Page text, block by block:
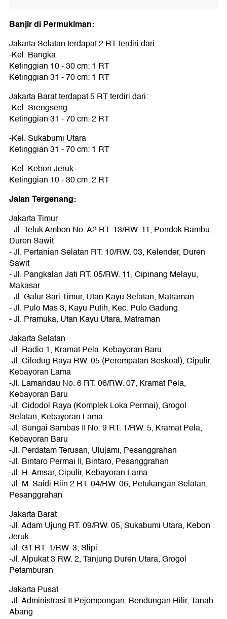
Banjir di Permukiman:
Jakarta Selatan terdapat 2 RT terdiri dari:
-Kel. Bangka
Ketinggian 10 - 30 cm: 1 RT
Ketinggian 31 - 70 cm: 1 RT
Jakarta Barat terdapat 5 RT terdiri dari:
-Kel. Srengseng
Ketinggian 31 - 70 cm: 2 RT
-Kel. Sukabumi Utara
Ketinggian 31 - 70 cm: 1 RT
-Kel. Kebon Jeruk
Ketinggian 10 - 30 cm: 2 RT
Jalan Tergenang:
Jakarta Timur
- Jl. Teluk Ambon No. A2 RT. 13/RW. 11, Pondok Bambu,
Duren Sawit
- Jl. Pertanian Selatan RT. 10/RW. 03, Kelender, Duren
Sawit
- Jl. Pangkalan Jati RT. 05/RW. 11, Cipinang Melayu,
Makasar
- Jl. Galur Sari Timur, Utan Kayu Selatan, Matraman
- Jl. Pulo Mas 3, Kayu Putih, Kec. Pulo Gadung
- Jl. Pramuka, Utan Kayu Utara, Matraman
Jakarta Selatan
-Jl. Radio 1, Kramat Pela, Kebayoran Baru
-Jl. Ciledug Raya RW. 05 (Perempatan Seskoal), Cipulir,
Kebayoran Lama
-Jl. Lamandau No. 6 RT. 06/RW. 07, Kramat Pela,
Kebayoran Baru
-Jl. Cidodol Raya (Komplek Loka Permai), Grogol
Selatan, Kebayoran Lama
-Jl. Sungai Sambas II No. 9 RT. 1/RW. 5, Kramat Pela,
Kebayoran Baru
-Jl. Perdatam Terusan, Ulujami, Pesanggrahan
-Jl. Bintaro Permai II, Bintaro, Pesanggrahan
-Jl. H. Amsar, Cipulir, Kebayoran Lama
-Jl. M. Saidi Riin 2 RT. 04/RW. 06, Petukangan Selatan,
Pesanggrahan
Jakarta Barat
-Jl. Adam Ujung RT. 09/RW. 05, Sukabumi Utara, Kebon
Jeruk
-Jl. G1 RT. 1/RW. 3, Slipi
-Jl. Alpukat 3 RW. 2, Tanjung Duren Utara, Grogol
Petamburan
Jakarta Pusat
-Jl. Administrasi II Pejompongan, Bendungan Hilir, Tanah
Abang